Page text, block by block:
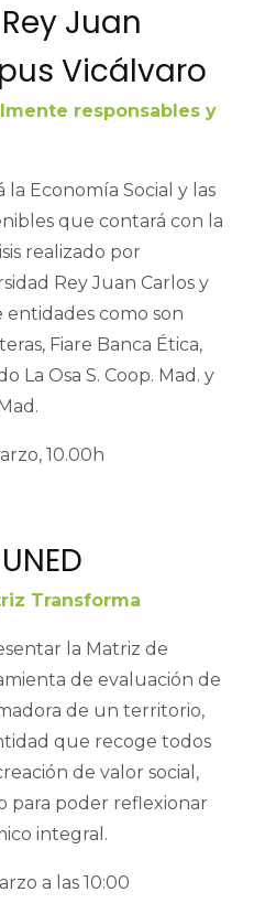
Juan
Vicálvaro
responsables y
Economía Social y las
que contará con la
realizado por
Rey Juan Carlos y
como son
Fiare Banca Ética,
La Osa S. Coop. Mad. y
10.00h
Transforma
la Matriz de
de evaluación de
de un territorio,
que recoge todos
de valor social,
para poder reflexionar
integral.
a las 10:00